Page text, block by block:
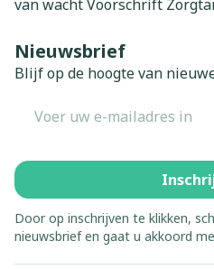
van wachtVoorschrift
Nieuwsbrief
Blijf op de hoogte van
Door op inschrijven te klikken,
nieuwsbrief en gaat u akkoord